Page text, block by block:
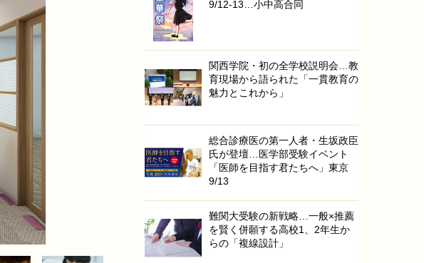
9/12-13…小中高合同
関西学院・初の全学校説明会…教
育現場から語られた「一貫教育の
魅力とこれから」
総合診療医の第一人者・生坂政臣
氏が登壇…医学部受験イベント
「医師を目指す君たちへ」東京
9/13
難関大受験の新戦略…一般×推薦
を賢く併願する高校1、2年生か
らの「複線設計」